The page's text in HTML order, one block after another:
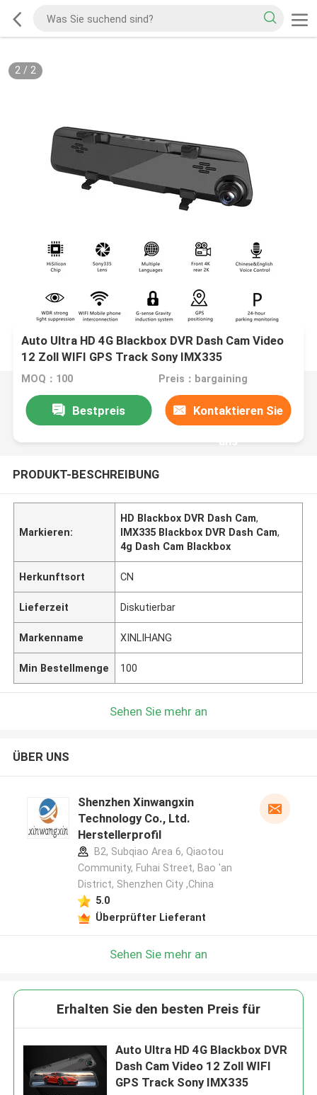
2/ 2
Auto Ultra HD 4G Blackbox DVR Dash Cam Video
12 Zoll WIFI GPS Track Sony IMX335
MOQ：100 Preis：bargaining
Bestpreis Kontaktieren Sie
uns
PRODUKT-BESCHREIBUNG
Markieren:
HD Blackbox DVR Dash Cam,
IMX335 Blackbox DVR Dash Cam,
4g Dash Cam Blackbox
Herkunftsort CN
Lieferzeit Diskutierbar
Markenname XINLIHANG
Min Bestellmenge 100
Sehen Sie mehr an
ÜBER UNS
Shenzhen Xinwangxin
Technology Co., Ltd.
Herstellerprofil
B2, Subqiao Area 6, Qiaotou
Community, Fuhai Street, Bao 'an
District, Shenzhen City ,China
5.0
Überprüfter Lieferant
Sehen Sie mehr an
Erhalten Sie den besten Preis für
Auto Ultra HD 4G Blackbox DVR
Dash Cam Video 12 Zoll WIFI
GPS Track Sony IMX335